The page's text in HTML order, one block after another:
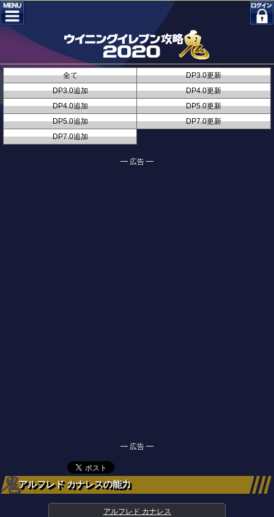
全て
DP3.0更新
DP3.0追加
DP4.0更新
DP4.0追加
DP5.0更新
DP5.0追加
DP7.0更新
DP7.0追加
━ 広告 ━
━ 広告 ━
アルフレド カナレスの能力
アルフレド カナレス